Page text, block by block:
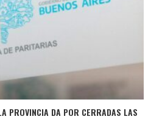
PROVINCIA DA POR CERRADAS LAS